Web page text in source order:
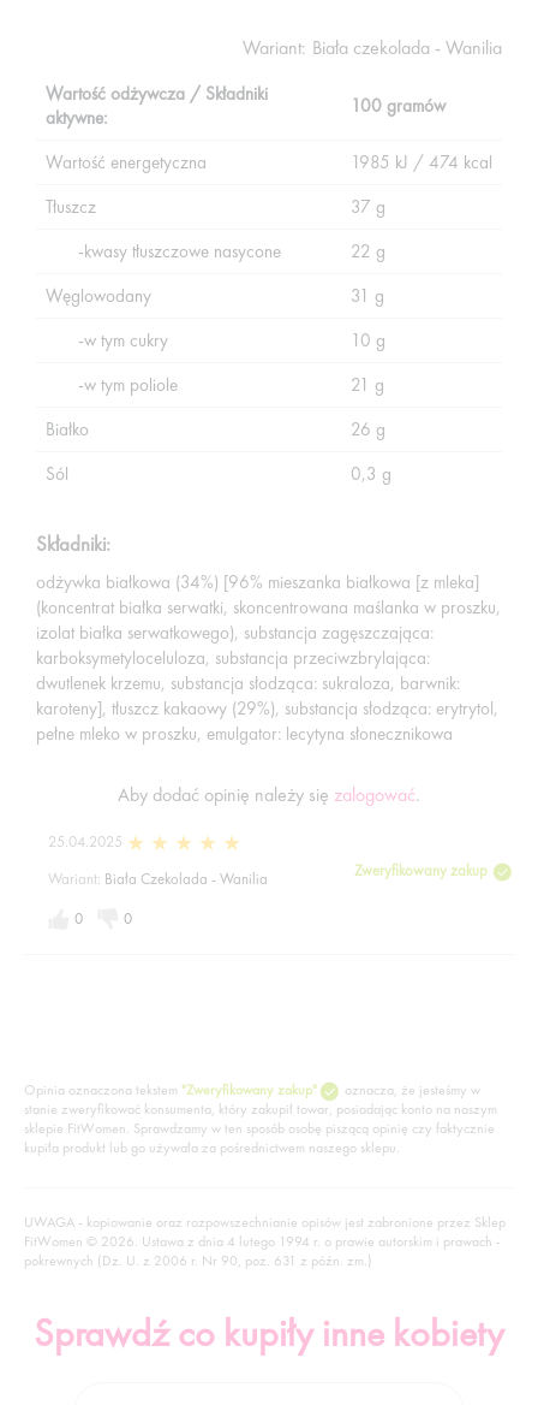
Wariant: Biała czekolada - Wanilia
Wartość odżywcza / Składniki
aktywne:
100 gramów
Wartość energetyczna
1985 kJ / 474 kcal
Tłuszcz
37 g
-kwasy tłuszczowe nasycone
22 g
Węglowodany
31 g
-w tym cukry
10 g
-w tym poliole
21 g
Białko
26 g
Sól
0,3 g
Składniki:
odżywka białkowa (34%) [96% mieszanka białkowa [z mleka]
(koncentrat białka serwatki, skoncentrowana maślanka w proszku,
izolat białka serwatkowego), substancja zagęszczająca:
karboksymetyloceluloza, substancja przeciwzbrylająca:
dwutlenek krzemu, substancja słodząca: sukraloza, barwnik:
karoteny], tłuszcz kakaowy (29%), substancja słodząca: erytrytol,
pełne mleko w proszku, emulgator: lecytyna słonecznikowa
Aby dodać opinię należy się zalogować.
25.04.2025
Zweryfikowany zakup
Wariant: Biała Czekolada - Wanilia
0
0
Opinia oznaczona tekstem "Zweryfikowany zakup"
oznacza, że jesteśmy w
stanie zweryfikować konsumenta, który zakupił towar, posiadając konto na naszym
sklepie FitWomen. Sprawdzamy w ten sposób osobę piszącą opinię czy faktycznie
kupiła produkt lub go używała za pośrednictwem naszego sklepu.
UWAGA - kopiowanie oraz rozpowszechnianie opisów jest zabronione przez Sklep
FitWomen © 2026. Ustawa z dnia 4 lutego 1994 r. o prawie autorskim i prawach -
pokrewnych (Dz. U. z 2006 r. Nr 90, poz. 631 z późn. zm.)
Sprawdź co kupiły inne kobiety